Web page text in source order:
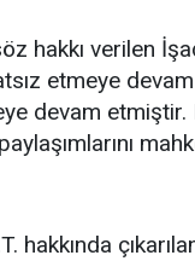
hakkı verilen
etmeye
devam etmiştir.
hakkında